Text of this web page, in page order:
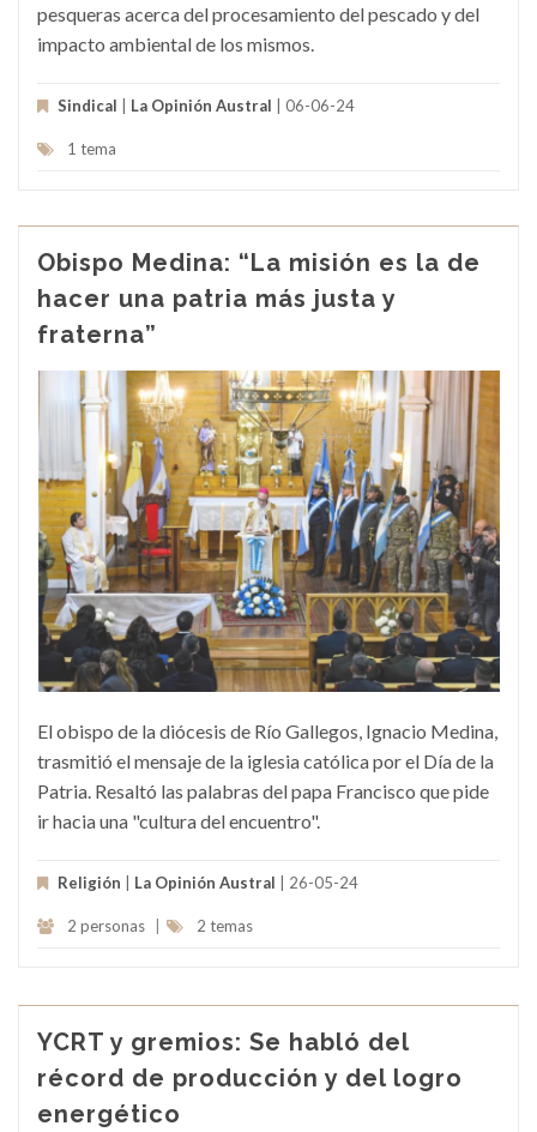
pesqueras acerca del procesamiento del pescado y del
impacto ambiental de los mismos.
Sindical | La Opinión Austral | 06-06-24
1 tema
Obispo Medina: “La misión es la de
hacer una patria más justa y
fraterna”
El obispo de la diócesis de Río Gallegos, Ignacio Medina,
trasmitió el mensaje de la iglesia católica por el Día de la
Patria. Resaltó las palabras del papa Francisco que pide
ir hacia una "cultura del encuentro".
Religión La Opinión Austral | 26-05-24
2 personas 2 temas
YCRT y gremios: Se habló del
récord de producción y del logro
energético